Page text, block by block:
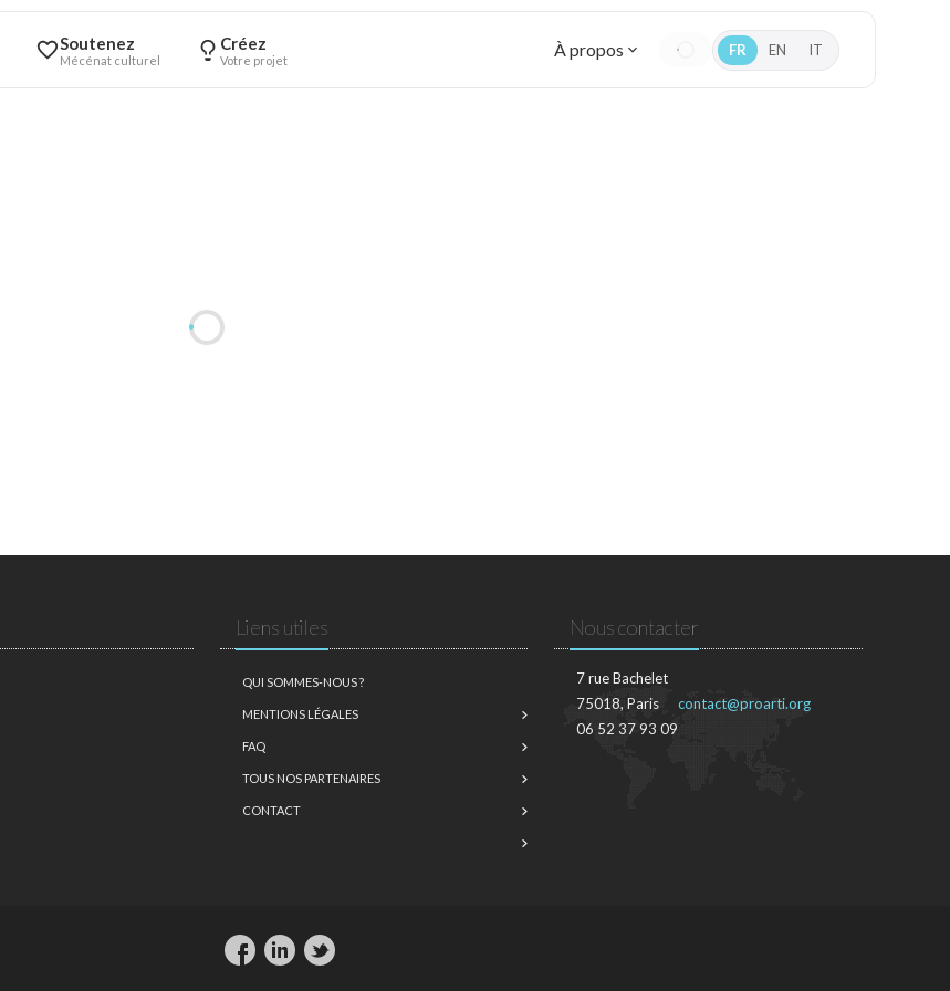
Soutenez
Mécénat culturel
Créez
Votre projet À propos FR EN IT
Liens utiles
QUI SOMMES-NOUS ?
MENTIONS LÉGALES
FAQ
TOUS NOS PARTENAIRES
CONTACT
Nous contacter
7 rue Bachelet
75018, Paris
06 52 37 93 09
contact@proarti.org